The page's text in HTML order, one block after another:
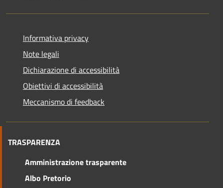
Informativa privacy
Note legali
Dichiarazione di accessibilità
Obiettivi di accessibilità
Meccanismo di feedback
TRASPARENZA
Amministrazione trasparente
Albo Pretorio